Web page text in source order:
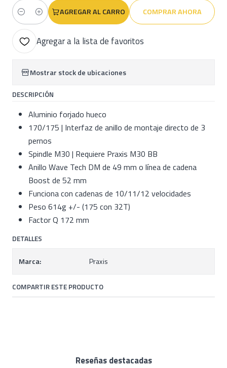
Cantidad
AGREGAR AL CARRO COMPRAR AHORA
Agregar a la lista de favoritos
Mostrar stock de ubicaciones
DESCRIPCIÓN
Aluminio forjado hueco
170/175 | Interfaz de anillo de montaje directo de 3
pernos
Spindle M30 | Requiere Praxis M30 BB
Anillo Wave Tech DM de 49 mm o línea de cadena
Boost de 52 mm
Funciona con cadenas de 10/11/12 velocidades
Peso 614g +/- (175 con 32T)
Factor Q 172 mm
DETALLES
Marca: Praxis
COMPARTIR ESTE PRODUCTO
Reseñas destacadas